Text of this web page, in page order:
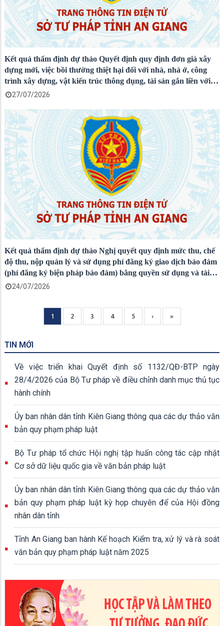
Kết quả thẩm định dự thảo Quyết định quy định đơn giá xây
dựng mới, việc bồi thường thiệt hại đối với nhà, nhà ở, công
trình xây dựng, vật kiến trúc thông dụng, tài sản gắn liền với
đất trên địa bàn tỉnh An Giang
27/07/2026
Kết quả thẩm định dự thảo Nghị quyết quy định mức thu, chế
độ thu, nộp quản lý và sử dụng phí đăng ký giao dịch bảo đảm
(phí đăng ký biện pháp bảo đảm) bằng quyền sử dụng và tài
sản gắn liền với đất trên địa bàn tỉnh An Giang
24/07/2026
Current
page
1 Page
2 Page
3 Page
4 Page
5
Next
page
›
Trang
cuối
»
TIN MỚI
Về việc triển khai Quyết định số 1132/QĐ-BTP ngày
28/4/2026 của Bộ Tư pháp về điều chỉnh danh mục thủ tục
hành chính
Ủy ban nhân dân tỉnh Kiên Giang thông qua các dự thảo văn
bản quy phạm pháp luật
Bộ Tư pháp tổ chức Hội nghị tập huấn công tác cập nhật
Cơ sở dữ liệu quốc gia về văn bản pháp luật
Ủy ban nhân dân tỉnh Kiên Giang thông qua các dự thảo văn
bản quy phạm pháp luật kỳ họp chuyên để của Hội đồng
nhân dân tỉnh
Tỉnh An Giang ban hành Kế hoạch Kiểm tra, xử lý và rà soát
văn bản quy phạm pháp luật năm 2025